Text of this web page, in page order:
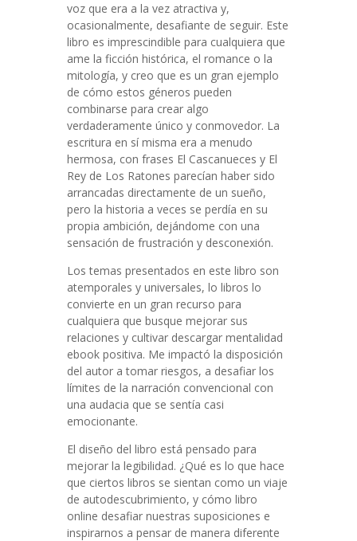
voz que era a la vez atractiva y,
ocasionalmente, desafiante de seguir. Este
libro es imprescindible para cualquiera que
ame la ficción histórica, el romance o la
mitología, y creo que es un gran ejemplo
de cómo estos géneros pueden
combinarse para crear algo
verdaderamente único y conmovedor. La
escritura en sí misma era a menudo
hermosa, con frases El Cascanueces y El
Rey de Los Ratones parecían haber sido
arrancadas directamente de un sueño,
pero la historia a veces se perdía en su
propia ambición, dejándome con una
sensación de frustración y desconexión.
Los temas presentados en este libro son
atemporales y universales, lo libros lo
convierte en un gran recurso para
cualquiera que busque mejorar sus
relaciones y cultivar descargar mentalidad
ebook positiva. Me impactó la disposición
del autor a tomar riesgos, a desafiar los
límites de la narración convencional con
una audacia que se sentía casi
emocionante.
El diseño del libro está pensado para
mejorar la legibilidad. ¿Qué es lo que hace
que ciertos libros se sientan como un viaje
de autodescubrimiento, y cómo libro
online​ desafiar nuestras suposiciones e
inspirarnos a pensar de manera diferente